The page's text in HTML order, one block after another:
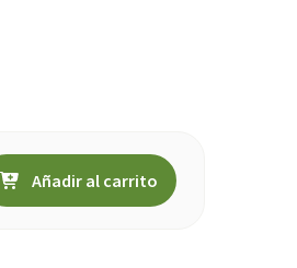
Añadir al carrito